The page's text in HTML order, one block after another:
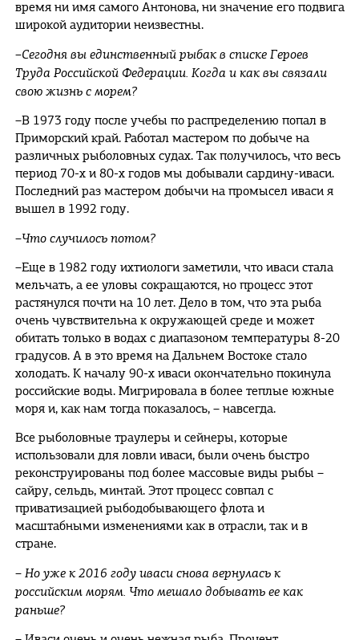
время ни имя самого Антонова, ни значение его подвига
широкой аудитории неизвестны.
–Сегодня вы единственный рыбак в списке Героев
Труда Российской Федерации. Когда и как вы связали
свою жизнь с морем?
–В 1973 году после учебы по распределению попал в
Приморский край. Работал мастером по добыче на
различных рыболовных судах. Так получилось, что весь
период 70-х и 80-х годов мы добывали сардину-иваси.
Последний раз мастером добычи на промысел иваси я
вышел в 1992 году.
–Что случилось потом?
–Еще в 1982 году ихтиологи заметили, что иваси стала
мельчать, а ее уловы сокращаются, но процесс этот
растянулся почти на 10 лет. Дело в том, что эта рыба
очень чувствительна к окружающей среде и может
обитать только в водах с диапазоном температуры 8-20
градусов. А в это время на Дальнем Востоке стало
холодать. К началу 90-х иваси окончательно покинула
российские воды. Мигрировала в более теплые южные
моря и, как нам тогда показалось, – навсегда.
Все рыболовные траулеры и сейнеры, которые
использовали для ловли иваси, были очень быстро
реконструированы под более массовые виды рыбы –
сайру, сельдь, минтай. Этот процесс совпал с
приватизацией рыбодобывающего флота и
масштабными изменениями как в отрасли, так и в
стране.
– Но уже к 2016 году иваси снова вернулась к
российским морям. Что мешало добывать ее как
раньше?